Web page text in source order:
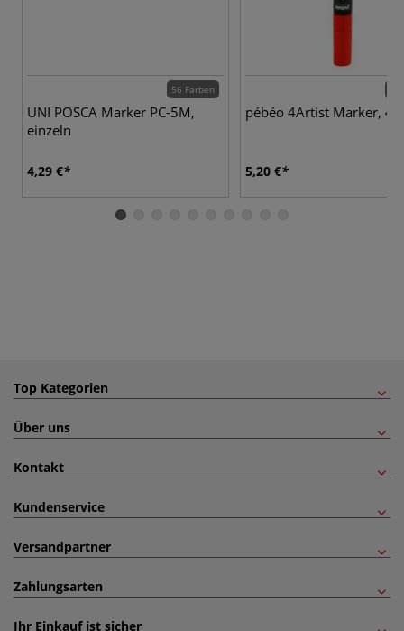
56 Farben
UNI POSCA Marker PC-5M,
einzeln
4,29 €
pébéo 4Artist Marker, 4
5,20 €
Top Kategorien
Über uns
Kontakt
Kundenservice
Versandpartner
Zahlungsarten
Ihr Einkauf ist sicher